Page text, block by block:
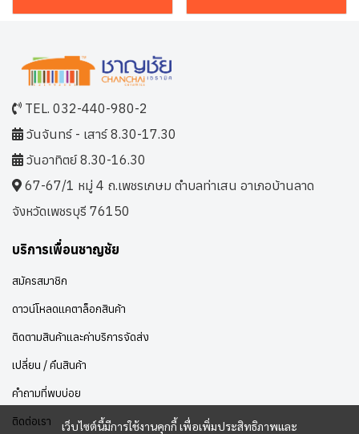
เว็บไซต์นี้มีการใช้งานคุกกี้ เพื่อเพิ่มประสิทธิภาพและ
TEL. 032-440-980-2
วันจันทร์ - เสาร์ 8.30-17.30
วันอาทิตย์ 8.30-16.30
67-67/1 หมู่ 4 ถ.เพชรเกษม ตำบลท่าเสน อาเภอบ้านลาด
จังหวัดเพชรบุรี 76150
บริการเพื่อนชาญชัย
สมัครสมาชิก
ดาวน์โหลดแคตาล็อกสินค้า
ติดตามสินค้าและค่าบริการจัดส่ง
เปลี่ยน / คืนสินค้า
คำถามที่พบบ่อย
ติดต่อเรา